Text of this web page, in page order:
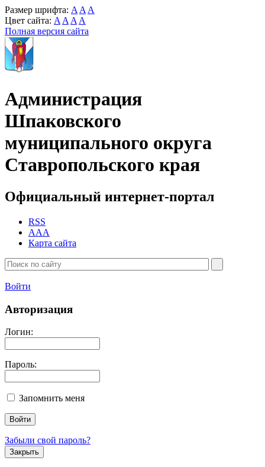
Размер шрифта: A A A
Цвет сайта: A A A A
Полная версия сайта
Администрация
Шпаковского
муниципального округа
Ставропольского края
Официальный интернет-портал
RSS
AAA
Карта сайта
Войти
Авторизация
Логин:
Пароль:
Запомнить меня
Забыли свой пароль?
Закрыть